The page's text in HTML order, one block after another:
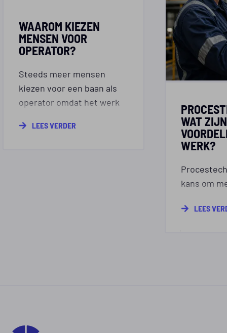
WAAROM KIEZEN
MENSEN VOOR
OPERATOR?
Steeds meer mensen
kiezen voor een baan als
operator omdat het werk
verantwoordelijkheid en
LEES VERDER WAT
WERK?
kans om
techniek
LEES